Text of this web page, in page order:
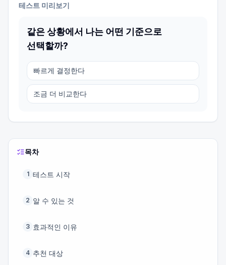
테스트 미리보기
같은 상황에서 나는 어떤 기준으로
선택할까?
빠르게 결정한다
조금 더 비교한다
목차
1 테스트 시작
2 알 수 있는 것
3 효과적인 이유
4 추천 대상